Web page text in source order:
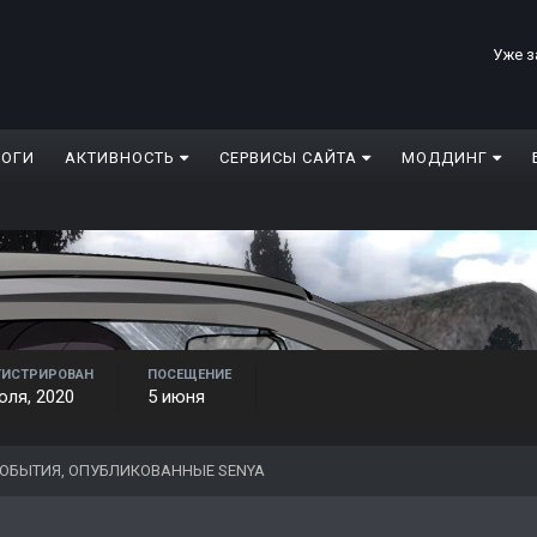
Уже
АКТИВНОСТЬ СЕРВИСЫ САЙТА МОДДИНГ
2020
ПОСЕЩЕНИЕ
5 июня
ОПУБЛИКОВАННЫЕ SENYA